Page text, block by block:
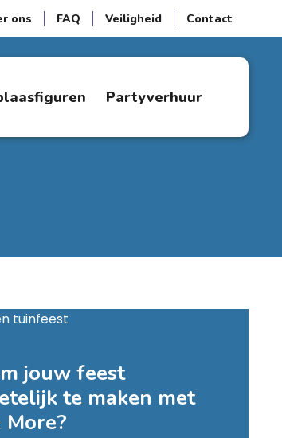
ons FAQ Veiligheid Contact
Partyverhuur
jouw feest
te maken met
More?